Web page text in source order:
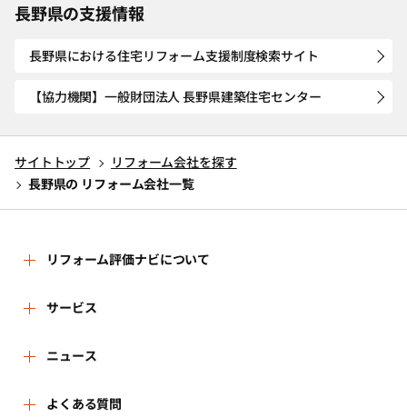
長野県の支援情報
長野県における住宅リフォーム支援制度検索サイト
【協力機関】一般財団法人 長野県建築住宅センター
サイトトップ
リフォーム会社を探す
長野県の リフォーム会社一覧
リフォーム評価ナビについて
リフォーム評価ナビとは
運営体制
はじめての方へ
サービス
リフォーム会社を探す
リフォーム事例を見る
ニュース
新着情報
よくある質問